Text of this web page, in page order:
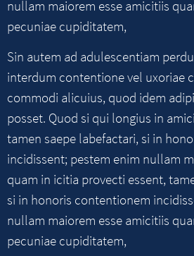
nullam maiorem esse amicitiis
pecuniae cupiditatem,
Sin autem ad adulescentiam
interdum contentione vel uxoriae
commodi alicuius, quod idem
posset. Quod si qui longius in
tamen saepe labefactari, si in
incidissent; pestem enim nullam
quam in icitia provecti essent,
si in honoris contentionem
nullam maiorem esse amicitiis
pecuniae cupiditatem,